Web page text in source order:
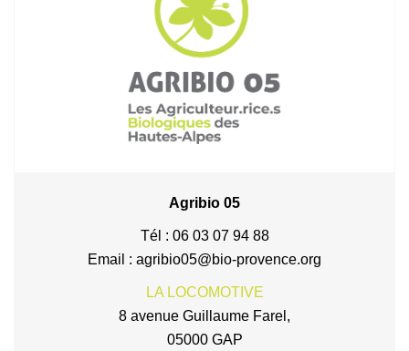
Agribio 05
Tél : 06 03 07 94 88
Email : agribio05@bio-provence.org
LA LOCOMOTIVE
8 avenue Guillaume Farel,
05000 GAP